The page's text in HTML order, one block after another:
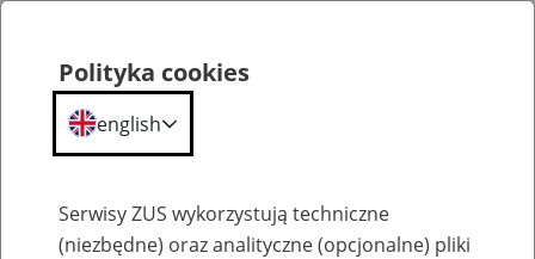
Polityka cookies
english
Serwisy ZUS wykorzystują techniczne
(niezbędne) oraz analityczne (opcjonalne) pliki